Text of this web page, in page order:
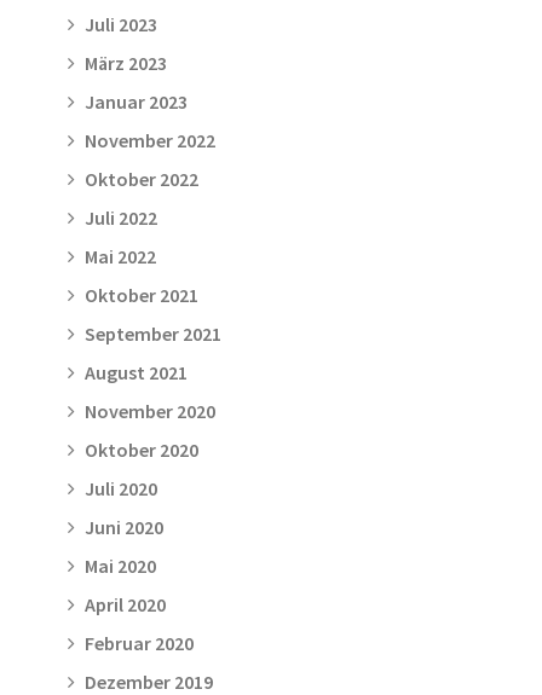
Juli 2023
März 2023
Januar 2023
November 2022
Oktober 2022
Juli 2022
Mai 2022
Oktober 2021
September 2021
August 2021
November 2020
Oktober 2020
Juli 2020
Juni 2020
Mai 2020
April 2020
Februar 2020
Dezember 2019